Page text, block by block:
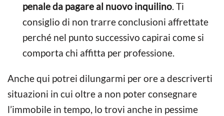
penale da pagare al nuovo inquilino. Ti
consiglio di non trarre conclusioni affrettate
perché nel punto successivo capirai come si
comporta chi affitta per professione.
Anche qui potrei dilungarmi per ore a descriverti
situazioni in cui oltre a non poter consegnare
l’immobile in tempo, lo trovi anche in pessime